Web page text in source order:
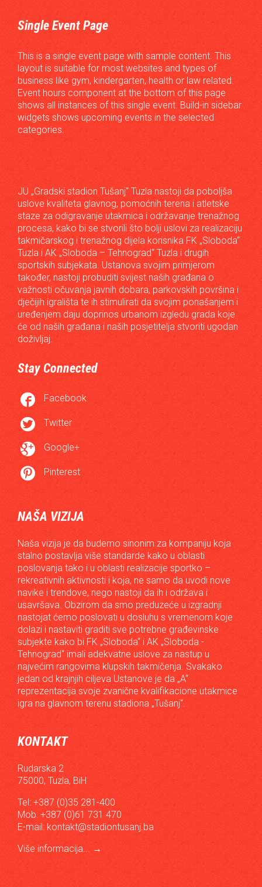
Single Event Page
This is a single event page with sample content. This
layout is suitable for most websites and types of
business like gym, kindergarten, health or law related.
Event hours component at the bottom of this page
shows all instances of this single event. Build-in sidebar
widgets shows upcoming events in the selected
categories.
JU „Gradski stadion Tušanj“ Tuzla nastoji da poboljša
uslove kvaliteta glavnog, pomoćnih terena i atletske
staze za odigravanje utakmica i održavanje trenažnog
procesa, kako bi se stvorili što bolji uslovi za realizaciju
takmičarskog i trenažnog dijela korisnika FK „Sloboda“
Tuzla i AK „Sloboda – Tehnograd“ Tuzla i drugih
sportskih subjekata. Ustanova svojim primjerom
također, nastoji probuditi svijest naših građana o
važnosti očuvanja javnih dobara, parkovskih površina i
dječijih igrališta te ih stimulirati da svojim ponašanjem i
uređenjem daju doprinos urbanom izgledu grada koje
će od naših građana i naših posjetitelja stvoriti ugodan
doživljaj.
Stay Connected
 Facebook
 Twitter
 Google+
 Pinterest
NAŠA VIZIJA
Naša vizija je da budemo sinonim za kompaniju koja
stalno postavlja više standarde kako u oblasti
poslovanja tako i u oblasti realizacije sportko –
rekreativnih aktivnosti i koja, ne samo da uvodi nove
navike i trendove, nego nastoji da ih i održava i
usavršava. Obzirom da smo preduzeće u izgradnji
nastojat ćemo poslovati u dosluhu s vremenom koje
dolazi i nastaviti graditi sve potrebne građevinske
subjekte kako bi FK „Sloboda“ i AK „Sloboda -
Tehnograd“ imali adekvatne uslove za nastup u
najvećim rangovima klupskih takmičenja. Svakako
jedan od krajnjih ciljeva Ustanove je da „A“
reprezentacija svoje zvanične kvalifikacione utakmice
igra na glavnom terenu stadiona „Tušanj“.
KONTAKT
Rudarska 2
75000, Tuzla, BiH
Tel: +387 (0)35 281-400
Mob: +387 (0)61 731 470
E-mail: kontakt@stadiontusanj.ba
Više informacija... →